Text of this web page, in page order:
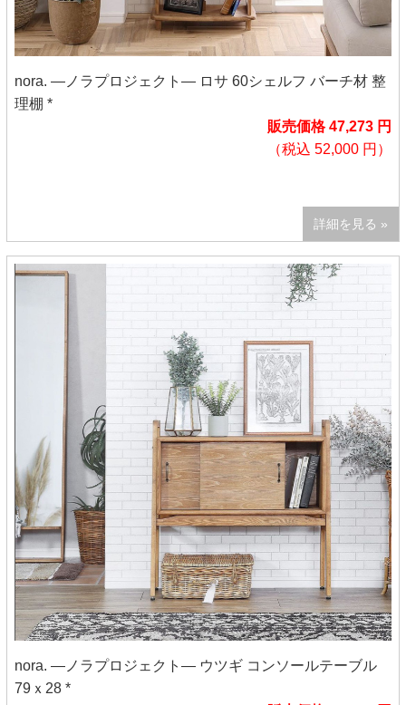
nora. ―ノラプロジェクト― ロサ 60シェルフ バーチ材 整
理棚 *
販売価格 47,273 円
（税込 52,000 円）
詳細を見る »
nora. ―ノラプロジェクト― ウツギ コンソールテーブル
79ｘ28 *